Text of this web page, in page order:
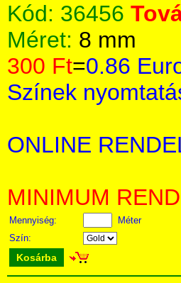
Kód: 36456
Méret: 8 mm
300 Ft=0.86
Színek
ONLINE
MINIMUM
Mennyiség:
Méter
Szín:
Kosárba